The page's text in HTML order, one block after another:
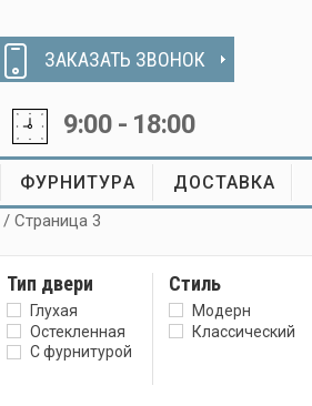
ЗАКАЗАТЬ ЗВОНОК
9:00 - 18:00
ФУРНИТУРА ДОСТАВКА
/ Страница 3
Тип двери
Глухая
Остекленная
С фурнитурой
Стиль
Модерн
Классический